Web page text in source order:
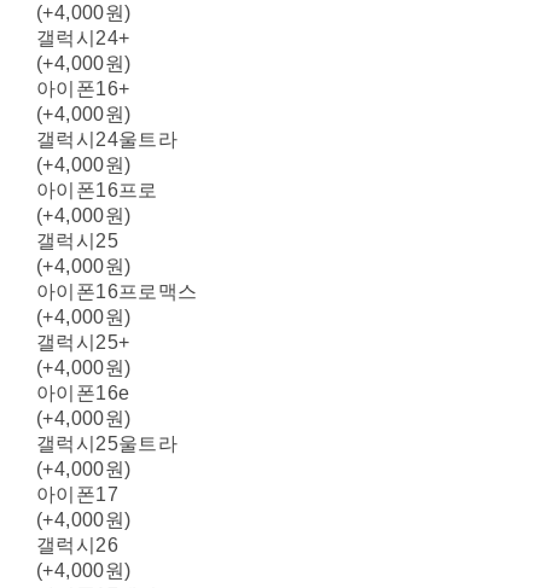
(+4,000원)
갤럭시24+
(+4,000원)
아이폰16+
(+4,000원)
갤럭시24울트라
(+4,000원)
아이폰16프로
(+4,000원)
갤럭시25
(+4,000원)
아이폰16프로맥스
(+4,000원)
갤럭시25+
(+4,000원)
아이폰16e
(+4,000원)
갤럭시25울트라
(+4,000원)
아이폰17
(+4,000원)
갤럭시26
(+4,000원)